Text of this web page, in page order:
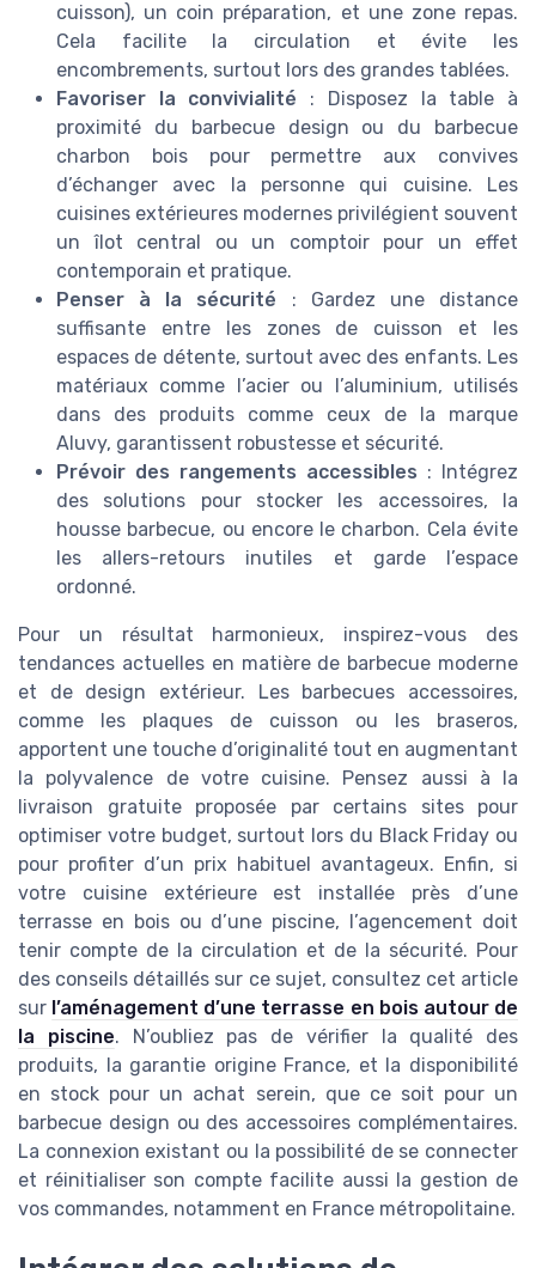
cuisson), un coin préparation, et une zone repas.
Cela facilite la circulation et évite les
encombrements, surtout lors des grandes tablées.
Favoriser la convivialité : Disposez la table à
proximité du barbecue design ou du barbecue
charbon bois pour permettre aux convives
d’échanger avec la personne qui cuisine. Les
cuisines extérieures modernes privilégient souvent
un îlot central ou un comptoir pour un effet
contemporain et pratique.
Penser à la sécurité : Gardez une distance
suffisante entre les zones de cuisson et les
espaces de détente, surtout avec des enfants. Les
matériaux comme l’acier ou l’aluminium, utilisés
dans des produits comme ceux de la marque
Aluvy, garantissent robustesse et sécurité.
Prévoir des rangements accessibles : Intégrez
des solutions pour stocker les accessoires, la
housse barbecue, ou encore le charbon. Cela évite
les allers-retours inutiles et garde l’espace
ordonné.
Pour un résultat harmonieux, inspirez-vous des
tendances actuelles en matière de barbecue moderne
et de design extérieur. Les barbecues accessoires,
comme les plaques de cuisson ou les braseros,
apportent une touche d’originalité tout en augmentant
la polyvalence de votre cuisine. Pensez aussi à la
livraison gratuite proposée par certains sites pour
optimiser votre budget, surtout lors du Black Friday ou
pour profiter d’un prix habituel avantageux. Enfin, si
votre cuisine extérieure est installée près d’une
terrasse en bois ou d’une piscine, l’agencement doit
tenir compte de la circulation et de la sécurité. Pour
des conseils détaillés sur ce sujet, consultez cet article
sur l’aménagement d’une terrasse en bois autour de
la piscine. N’oubliez pas de vérifier la qualité des
produits, la garantie origine France, et la disponibilité
en stock pour un achat serein, que ce soit pour un
barbecue design ou des accessoires complémentaires.
La connexion existant ou la possibilité de se connecter
et réinitialiser son compte facilite aussi la gestion de
vos commandes, notamment en France métropolitaine.